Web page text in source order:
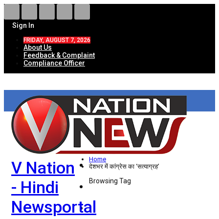
Sign In
FRIDAY, AUGUST 7, 2026
About Us
Feedback & Complaint
Compliance Officer
V Nation
- Hindi
Newsportal
HOME
ताज़ा खबरें
देश
विदेश
राज्य
Home
देशभर में कांग्रेस का ‘सत्याग्रह’
Browsing Tag